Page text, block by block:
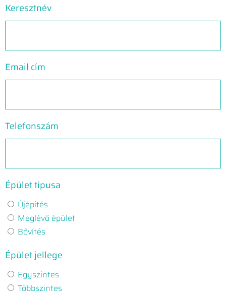
Keresztnév
Email cím
Telefonszám
Épület típusa
Újépítés
Meglévő épület
Bővítés
Épület jellege
Egyszintes
Többszintes